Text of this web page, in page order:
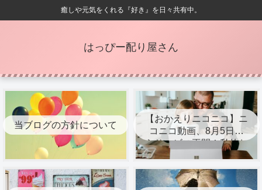
癒しや元気をくれる『好き』を日々共有中。
はっぴー配り屋さん
当ブログの方針について
【おかえりニコニコ】ニ
コニコ動画、8月5日か
らサービス再開！私的お
すすめ配信者8選